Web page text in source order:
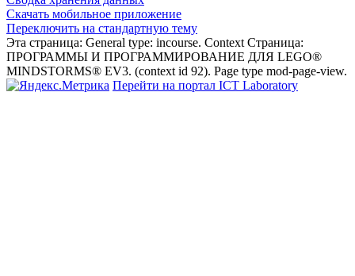
Скачать мобильное приложение
Переключить на стандартную тему
Эта страница: General type: incourse. Context Страница:
ПРОГРАММЫ И ПРОГРАММИРОВАНИЕ ДЛЯ LEGO®
MINDSTORMS® EV3. (context id 92). Page type mod-page-view.
Перейти на портал ICT Laboratory